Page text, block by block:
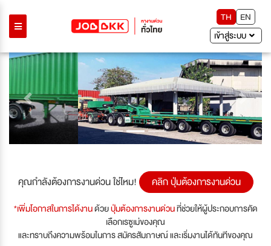
TH
EN
เข้าสู่ระบบ
Previous
คุณกำลังต้องการงานด่วน ใช่ไหม! คลิก ปุ่มต้องการงานด่วน
*เพิ่มโอกาสในการได้งานด้วยปุ่มต้องการงานด่วนที่ช่วยให้ผู้ประกอบการคัด
เลือกเรซูเม่ของคุณ
และทราบถึงความพร้อมในการ สมัครสัมภาษณ์ และเริ่มงานได้ทันทีของคุณ